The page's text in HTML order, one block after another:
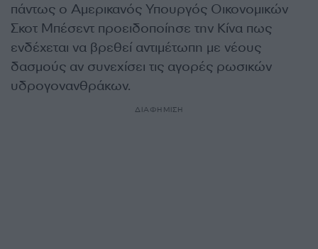
πάντως ο Αμερικανός Υπουργός Οικονομικών
Σκοτ Μπέσεντ προειδοποίησε την Κίνα πως
ενδέχεται να βρεθεί αντιμέτωπη με νέους
δασμούς αν συνεχίσει τις αγορές ρωσικών
υδρογονανθράκων.
ΔΙΑΦΗΜΙΣΗ